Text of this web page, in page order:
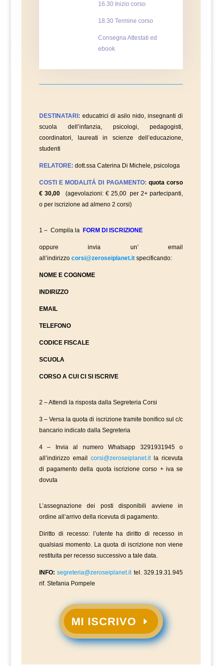
16.30 Inizio corso
18.30 Termine corso
Consegna Attestati ed
ebook
DESTINATARI: educatrici di asilo nido, insegnanti di
scuola dell’infanzia, psicologi, pedagogisti,
coordinatori, laureati in scienze dell’educazione,
studenti
RELATORE: dott.ssa Caterina Di Michele, psicologa
COSTI E MODALITÁ DI PAGAMENTO: quota corso
€ 30,00(agevolazioni: € 25,00 per 2+ partecipanti,
o per iscrizione ad almeno 2 corsi)
1 – Compila la FORM DI ISCRIZIONE
oppure invia un’ email
all’indirizzo corsi@zeroseiplanet.itspecificando:
NOME E COGNOME
INDIRIZZO
EMAIL
TELEFONO
CODICE FISCALE
SCUOLA
CORSO A CUI CI SI ISCRIVE
2 – Attendi la risposta dalla Segreteria Corsi
3 – Versa la quota di iscrizione tramite bonifico sul c/c
bancario indicato dalla Segreteria
4 – Invia al numero Whatsapp 3291931945 o
all’indirizzo email corsi@zeroseiplanet.itla ricevuta
di pagamento della quota iscrizione corso + iva se
dovuta
L’assegnazione dei posti disponibili avviene in
ordine all’arrivo della ricevuta di pagamento.
Diritto di recesso: l’utente ha diritto di recesso in
qualsiasi momento. La quota di iscrizione non viene
restituita per recesso successivo a tale data.
INFO: segreteria@zeroseiplanet.ittel. 329.19.31.945
rif. Stefania Pompele
MI ISCRIVO